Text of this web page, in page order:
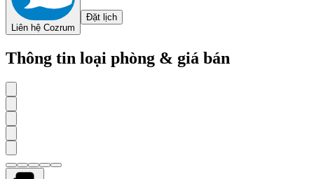
Liên hệ Cozrum
Đặt lịch
Thông tin loại phòng & giá bán